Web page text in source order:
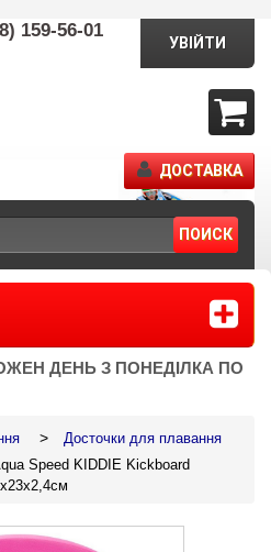
159-56-01
ПОИСК
УВІЙТИ
ДОСТАВКА
ДЕНЬ З ПОНЕДІЛКА ПО
> Досточки для плавання
Speed KIDDIE Kickboard